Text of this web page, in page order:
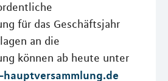
für das Geschäftsjahr
an die
können ab heute unter